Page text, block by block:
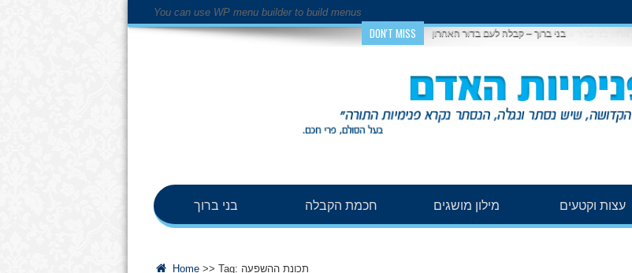
You can use WP menu builder to build menus
DON'T MISS בני ברוך – קבלה לעם בדור האחרון
בני ברוך חכמת הקבלה מילון מושגים עצות וקטעים
Home >> Tag: תכונת ההשפעה